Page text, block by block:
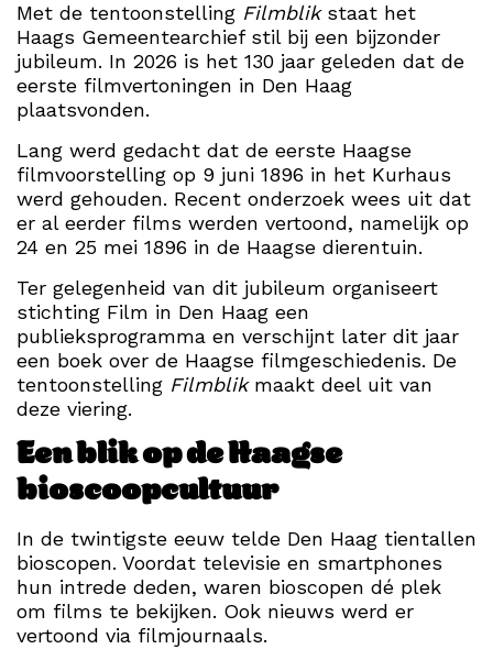
Met de tentoonstelling Filmblikstaat het
Haags Gemeentearchief stil bij een bijzonder
jubileum. In 2026 is het 130 jaar geleden dat de
eerste filmvertoningen in Den Haag
plaatsvonden.
Lang werd gedacht dat de eerste Haagse
filmvoorstelling op 9 juni 1896 in het Kurhaus
werd gehouden. Recent onderzoek wees uit dat
er al eerder films werden vertoond, namelijk op
24 en 25 mei 1896 in de Haagse dierentuin.
Ter gelegenheid van dit jubileum organiseert
stichting Film in Den Haag een
publieksprogramma en verschijnt later dit jaar
een boek over de Haagse filmgeschiedenis. De
tentoonstelling Filmblikmaakt deel uit van
deze viering.
Een blik op de Haagse
bioscoopcultuur
In de twintigste eeuw telde Den Haag tientallen
bioscopen. Voordat televisie en smartphones
hun intrede deden, waren bioscopen dé plek
om films te bekijken. Ook nieuws werd er
vertoond via filmjournaals.